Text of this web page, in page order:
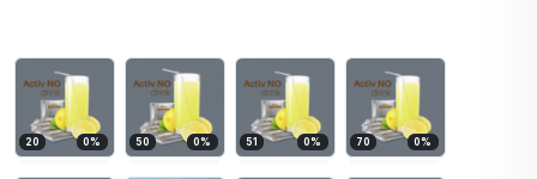
20 0% 50 0% 51 0% 70 0%